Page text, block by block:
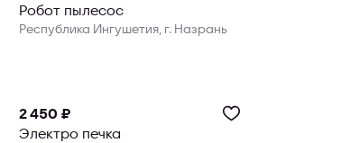
Робот пылесос
Республика Ингушетия, г. Назрань
2 450 ₽
Электро печка